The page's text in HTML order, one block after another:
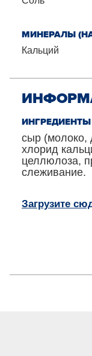
МИНЕРАЛЫ (НА
Кальций
ИНГРЕДИЕНТЫ
сыр (молоко,
хлорид
целлюлоза,
слеживание.
Загрузите